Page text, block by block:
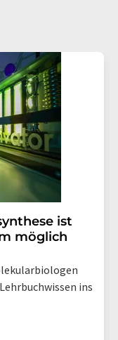
Ihre
von
die Zukunft
Link zur
ist
möglich
ins